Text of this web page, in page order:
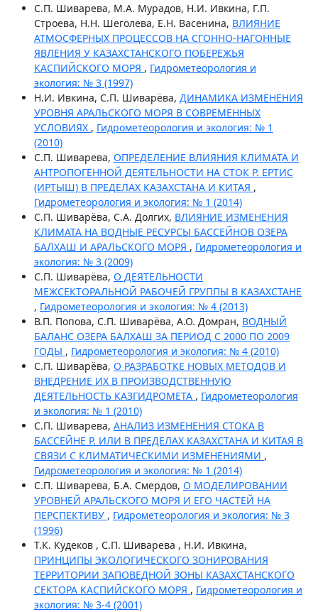
С.П. Шиварева, М.А. Мурадов, Н.И. Ивкина, Г.П.
Строева, Н.Н. Шеголева, Е.Н. Васенина, ВЛИЯНИЕ
АТМОСФЕРНЫХ ПРОЦЕССОВ НА СГОННО-НАГОННЫЕ
ЯВЛЕНИЯ У КАЗАХСТАНСКОГО ПОБЕРЕЖЬЯ
КАСПИЙСКОГО МОРЯ , Гидрометеорология и
экология: № 3 (1997)
Н.И. Ивкина, С.П. Шиварёва, ДИНАМИКА ИЗМЕНЕНИЯ
УРОВНЯ АРАЛЬСКОГО МОРЯ В СОВРЕМЕННЫХ
УСЛОВИЯХ , Гидрометеорология и экология: № 1
(2010)
С.П. Шиварева, ОПРЕДЕЛЕНИЕ ВЛИЯНИЯ КЛИМАТА И
АНТРОПОГЕННОЙ ДЕЯТЕЛЬНОСТИ НА СТОК Р. ЕРТИС
(ИРТЫШ) В ПРЕДЕЛАХ КАЗАХСТАНА И КИТАЯ ,
Гидрометеорология и экология: № 1 (2014)
С.П. Шиварёва, С.А. Долгих, ВЛИЯНИЕ ИЗМЕНЕНИЯ
КЛИМАТА НА ВОДНЫЕ РЕСУРСЫ БАССЕЙНОВ ОЗЕРА
БАЛХАШ И АРАЛЬСКОГО МОРЯ , Гидрометеорология и
экология: № 3 (2009)
С.П. Шиварёва, О ДЕЯТЕЛЬНОСТИ
МЕЖСЕКТОРАЛЬНОЙ РАБОЧЕЙ ГРУППЫ В КАЗАХСТАНЕ
, Гидрометеорология и экология: № 4 (2013)
В.П. Попова, С.П. Шиварёва, А.О. Домран, ВОДНЫЙ
БАЛАНС ОЗЕРА БАЛХАШ ЗА ПЕРИОД С 2000 ПО 2009
ГОДЫ , Гидрометеорология и экология: № 4 (2010)
С.П. Шиварёва, О РАЗРАБОТКЕ НОВЫХ МЕТОДОВ И
ВНЕДРЕНИЕ ИХ В ПРОИЗВОДСТВЕННУЮ
ДЕЯТЕЛЬНОСТЬ КАЗГИДРОМЕТА , Гидрометеорология
и экология: № 1 (2010)
С.П. Шиварева, АНАЛИЗ ИЗМЕНЕНИЯ СТОКА В
БАССЕЙНЕ Р. ИЛИ В ПРЕДЕЛАХ КАЗАХСТАНА И КИТАЯ В
СВЯЗИ С КЛИМАТИЧЕСКИМИ ИЗМЕНЕНИЯМИ ,
Гидрометеорология и экология: № 1 (2014)
С.П. Шиварева, Б.А. Смердов, О МОДЕЛИРОВАНИИ
УРОВНЕЙ АРАЛЬСКОГО МОРЯ И ЕГО ЧАСТЕЙ НА
ПЕРСПЕКТИВУ , Гидрометеорология и экология: № 3
(1996)
Т.К. Кудеков , С.П. Шиварева , Н.И. Ивкина,
ПРИНЦИПЫ ЭКОЛОГИЧЕСКОГО ЗОНИРОВАНИЯ
ТЕРРИТОРИИ ЗАПОВЕДНОЙ ЗОНЫ КАЗАХСТАНСКОГО
СЕКТОРА КАСПИЙСКОГО МОРЯ , Гидрометеорология и
экология: № 3-4 (2001)